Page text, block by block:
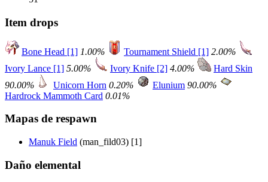
Item drops
Bone Head [1] 1.00% Tournament Shield [1] 2.00%
Ivory Lance [1] 5.00% Ivory Knife [2] 4.00%
Hard Skin
90.00%
Unicorn Horn 0.20% Elunium 90.00%
Hardrock Mammoth Card 0.01%
Mapas de respawn
Manuk Field (man_fild03) [1]
Daño elemental